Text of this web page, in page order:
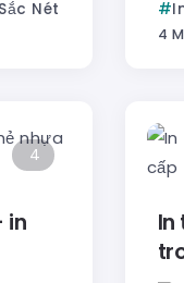
Nét
4
4
in
In